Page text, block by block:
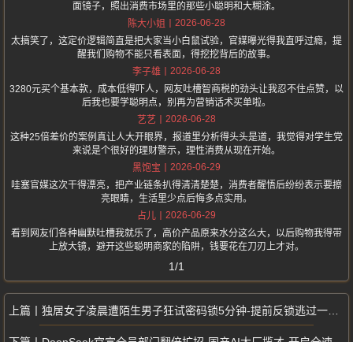
面镜子，照出消费市场里的那些小聪明和大糊涂。
陈大小姐
2026-06-28
太搞笑了，这定价逻辑简直是把大家当小白鼠试验，官媒曝光得我直呼过瘾，提
醒我们购物不能只看表面，得挖挖背后的故事。
李子雄
2026-06-28
3280元买个基本款，成本低得吓人，网友吐槽智商税的劲头让我忍不住点赞，以
后我也要学聪明点，别再为营销话术买单啦。
艺艺
2026-06-28
这种25倍差价的案例真让人大开眼界，报道里分析得头头是道，我觉得对学生党
来说是个很好的理财警示，理性消费从现在开始。
黑饱宝
2026-06-29
哇塞官媒这次干得漂亮，把产业链条扒得清清楚楚，消费者醒悟后纷纷表示要擦
亮眼睛，生活里少点后悔多点实用。
占儿
2026-06-29
看到网友们各种幽默吐槽我就乐了，高价产品原来水分这么大，以后购物我得带
上放大镜，避开这些聪明商家的陷阱，钱要花在刀刃上才对。
1/1
独居女子凌晨遭陌生男子狂试密码锁5分钟-提前反锁逃过一劫-门锁竟被解开